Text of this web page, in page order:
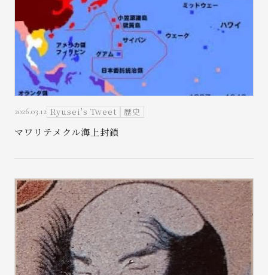
2026.03.12 Ryusei's Tweet 歴史
マワリテメクル海上封鎖